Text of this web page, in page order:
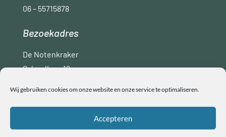
Wij gebruiken cookies om onze website en onze service te optimaliseren.
Accepteren
06 – 55715878
Bezoekadres
De Notenkraker
Schoollaan 16